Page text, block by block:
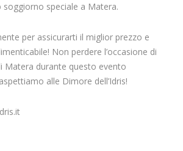
soggiorno speciale a Matera.
per assicurarti il miglior prezzo e
Non perdere l’occasione di
Matera durante questo evento
alle Dimore dell’Idris!